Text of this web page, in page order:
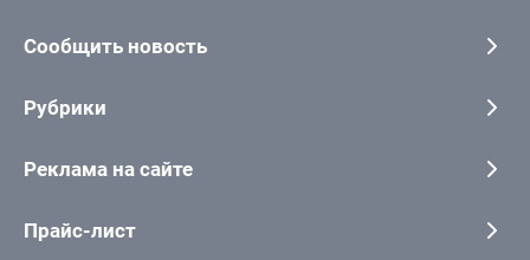
Сообщить новость
Рубрики
Реклама на сайте
Прайс-лист